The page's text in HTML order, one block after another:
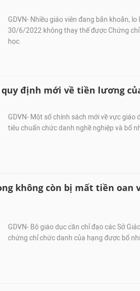
GDVN- Nhiều giáo viên đang băn khoăn,
30/6/2022 không thay thế được Chứng
học.
quy định mới về tiền lương
GDVN- Một số chính sách mới về vực
tiêu chuẩn chức danh nghề nghiệp và bổ
không còn bị mất tiền oan
GDVN- Bộ giáo dục cần chỉ đạo các Sở
chứng chỉ chức danh của hạng được bổ